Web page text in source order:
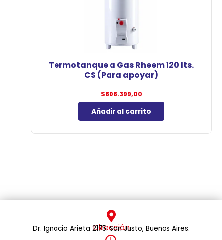
Termotanque a Gas Rheem 120 lts.
CS (Para apoyar)
$808.399,00
Añadir al carrito
Dirección
Dr. Ignacio Arieta 2175. San Justo, Buenos Aires.